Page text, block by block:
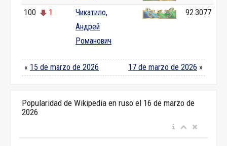
100
1
Чикатило,
Андрей
Романович
92.3077
« 15 de marzo de 2026 17 de marzo de 2026 »
Popularidad de Wikipedia en ruso el 16 de marzo de
2026